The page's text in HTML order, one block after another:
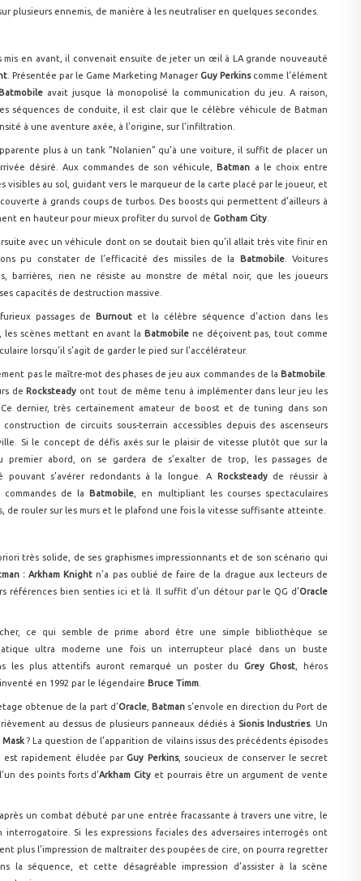
plusieurs ennemis, de manière à les neutraliser en quelques secondes.
mis en avant, il convenait ensuite de jeter un œil à LA grande nouveauté
. Présentée par le Game Marketing Manager Guy Perkins comme l’élément
Batmobile avait jusque là monopolisé la communication du jeu. A raison,
séquences de conduite, il est clair que le célèbre véhicule de Batman
à une aventure axée, à l’origine, sur l’infiltration.
plus à un tank "Nolanien" qu’à une voiture, il suffit de placer un
désiré. Aux commandes de son véhicule, Batman a le choix entre
visibles au sol, guidant vers le marqueur de la carte placé par le joueur, et
à grands coups de turbos. Des boosts qui permettent d’ailleurs à
en hauteur pour mieux profiter du survol de Gotham City
avec un véhicule dont on se doutait bien qu’il allait très vite finir en
pu constater de l’efficacité des missiles de la
Batmobile. Voitures
barrières, rien ne résiste au monstre de métal noir, que les joueurs
capacités de destruction massive.
passages de Burnout et la célèbre séquence d’action dans les
, les scènes mettant en avant la Batmobile ne déçoivent pas, tout comme
lorsqu’il s’agit de garder le pied sur l’accélérateur.
pas le maître-mot des phases de jeu aux commandes de la Batmobile
de Rocksteady ont tout de même tenu à implémenter dans leur jeu les
dernier, très certainement amateur de boost et de tuning dans son
de circuits sous-terrain accessibles depuis des ascenseurs
Si le concept de défis axés sur le plaisir de vitesse plutôt que sur la
premier abord, on se gardera de s’exalter de trop, les passages de
s’avérer redondants à la longue. A Rocksteadyde réussir à
commandes de la Batmobile , en multipliant les courses spectaculaires
de rouler sur les murs et le plafond une fois la vitesse suffisante atteinte.
très solide, de ses graphismes impressionnants et de son scénario qui
: Arkham Knight n’a pas oublié de faire de la drague aux lecteurs de
références bien senties ici et là. Il suffit d’un détour par le QG d’Oracle
ce qui semble de prime abord être une simple bibliothèque se
ultra moderne une fois un interrupteur placé dans un buste
les plus attentifs auront remarqué un poster du Grey Ghost , héros
, inventé en 1992 par le légendaire Bruce Timm
obtenue de la part d’Oracle, Batmans’envole en direction du Port de
au dessus de plusieurs panneaux dédiés à Sionis Industries. Un
Mask ? La question de l’apparition de vilains issus des précédents épisodes
est rapidement éludée par Guy Perkins, soucieux de conserver le secret
des points forts d’Arkham City et pourrais être un argument de vente
un combat débuté par une entrée fracassante à travers une vitre, le
interrogatoire. Si les expressions faciales des adversaires interrogés ont
plus l’impression de maltraiter des poupées de cire, on pourra regretter
la séquence, et cette désagréable impression d’assister à la scène